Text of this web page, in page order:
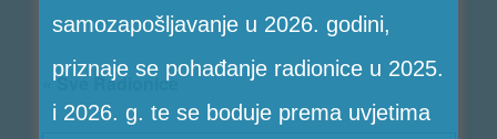
« Sve Radionice
samozapošljavanje u 2026. godini,
priznaje se pohađanje radionice u 2025.
i 2026. g. te se boduje prema uvjetima